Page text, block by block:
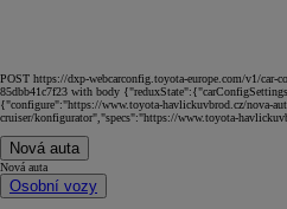
POST https://dxp-webcarconfig.toyota-europe.com/v1/car-
85dbb41c7f23 with body
{"configure":"https://www.toyota-havlickuvbrod.cz/nova-
cruiser/konfigurator","specs":"https://www.toyota-
Nová auta
Nová auta
Osobní vozy